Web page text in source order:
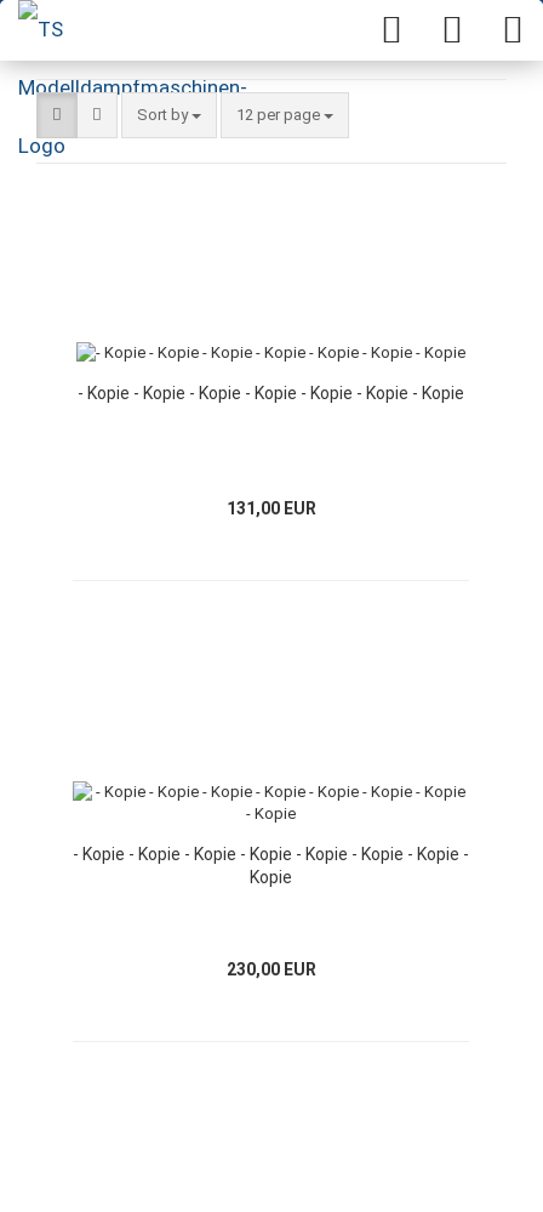
Sort by 12 per page
- Kopie - Kopie - Kopie - Kopie - Kopie - Kopie - Kopie
131,00 EUR
- Kopie - Kopie - Kopie - Kopie - Kopie - Kopie - Kopie -
Kopie
230,00 EUR